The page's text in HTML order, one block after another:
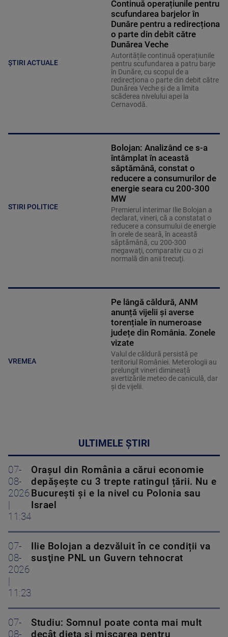
ȘTIRI ACTUALE
Continuă operațiunile pentru
scufundarea barjelor în
Dunăre pentru a redirecționa
o parte din debit către
Dunărea Veche
Autoritățile continuă operațiunile
pentru scufundarea a patru barje
în Dunăre, cu scopul de a
redirecționa o parte din debit către
Dunărea Veche și de a limita
scăderea nivelului apei la
Cernavodă.
STIRI POLITICE
Bolojan: Analizând ce s-a
întâmplat în această
săptămână, constat o
reducere a consumurilor de
energie seara cu 200-300
MW
Premierul interimar Ilie Bolojan a
declarat, vineri, că a constatat o
reducere a consumului de energie
în orele de seară, în această
săptămână, cu 200-300
megawaţi, comparativ cu o zi
normală din anii trecuţi.
VREMEA
Pe lângă căldură, ANM
anunță vijelii și averse
torențiale în numeroase
județe din România. Zonele
vizate
Valul de căldură persistă pe
teritoriul României. Meterologii au
prelungit vineri dimineață
avertizările meteo de caniculă, dar
și de vijelii.
ULTIMELE ȘTIRI
07-
08-
2026
11:34
Orașul din România a cărui economie
depășește cu 3 trepte ratingul țării. Nu e
București și e la nivel cu Polonia sau
Israel
07-
08-
2026
11:23
Ilie Bolojan a dezvăluit în ce condiții va
susţine PNL un Guvern tehnocrat
07-
08-
Studiu: Somnul poate conta mai mult
decât dieta și mișcarea pentru